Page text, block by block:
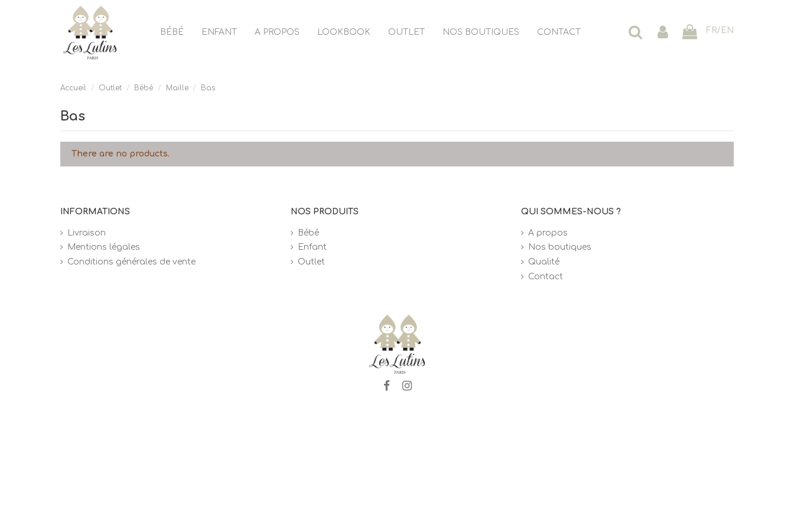
BÉBÉ ENFANT A PROPOS LOOKBOOK OUTLET NOS BOUTIQUES CONTACT FR/ EN
Accueil Outlet Bébé Maille Bas
Bas
There are no products.
INFORMATIONS
Livraison
Mentions légales
Conditions générales de vente
NOS PRODUITS
Bébé
Enfant
Outlet
QUI SOMMES-NOUS ?
A propos
Nos boutiques
Qualité
Contact